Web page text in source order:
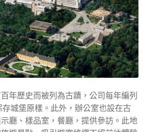
年歷史而被列為古蹟，公司每年編列
存城堡原樣。此外，辦公室也設在古
廳、樣品室，餐廳，提供參訪。此地